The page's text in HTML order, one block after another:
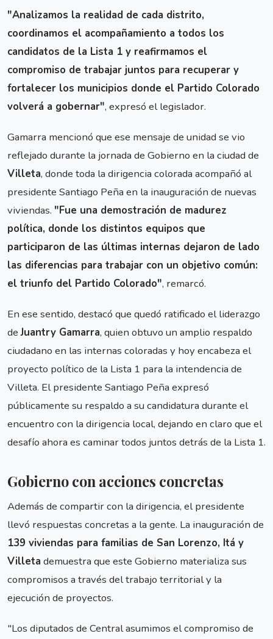
"Analizamos la realidad de cada distrito,
coordinamos el acompañamiento a todos los
candidatos de la Lista 1 y reafirmamos el
compromiso de trabajar juntos para recuperar y
fortalecer los municipios donde el Partido Colorado
volverá a gobernar", expresó el legislador.
Gamarra mencionó que ese mensaje de unidad se vio
reflejado durante la jornada de Gobierno en la ciudad de
Villeta, donde toda la dirigencia colorada acompañó al
presidente Santiago Peña en la inauguración de nuevas
viviendas. "Fue una demostración de madurez
política, donde los distintos equipos que
participaron de las últimas internas dejaron de lado
las diferencias para trabajar con un objetivo común:
el triunfo del Partido Colorado", remarcó.
En ese sentido, destacó que quedó ratificado el liderazgo
deJuantry Gamarra, quien obtuvo un amplio respaldo
ciudadano en las internas coloradas y hoy encabeza el
proyecto político de la Lista 1 para la intendencia de
Villeta. El presidente Santiago Peña expresó
públicamente su respaldo a su candidatura durante el
encuentro con la dirigencia local, dejando en claro que el
desafío ahora es caminar todos juntos detrás de la Lista 1.
Gobierno con acciones concretas
Además de compartir con la dirigencia, el presidente
llevó respuestas concretas a la gente. La inauguración de
139 viviendas para familias de San Lorenzo, Itá y
Villeta demuestra que este Gobierno materializa sus
compromisos a través del trabajo territorial y la
ejecución de proyectos.
"Los diputados de Central asumimos el compromiso de